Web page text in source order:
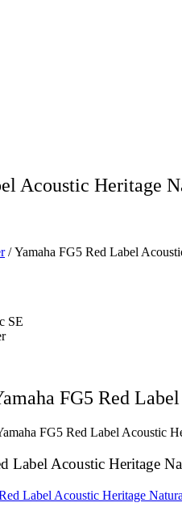
Acoustic Heritage
/ Yamaha FG5 Red Label
SE
FG5 Red
FG5 Red Label Acoustic
Label Acoustic Heritage